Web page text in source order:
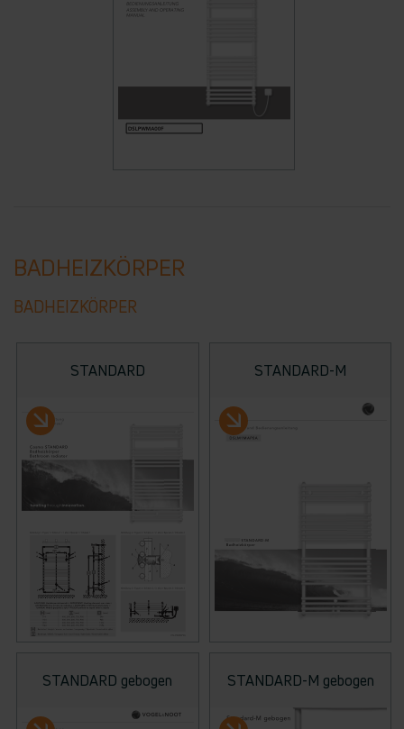
BADHEIZKÖRPER
BADHEIZKÖRPER
STANDARD STANDARD-M
STANDARD gebogen STANDARD-M gebogen